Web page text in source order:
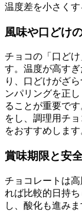
温度差を小さくす
風味や口どけ
チョコの「口ど
す。温度が高す
り、口どけがざ
ンパリングを正
ることが重要で
をし、調理用チ
をおすすめします
賞味期限と安
チョコレートは
れば比較的日持
し、酸化も進み